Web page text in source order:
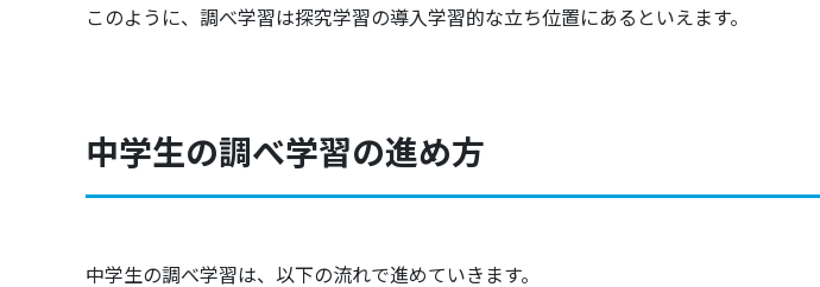
このように、調べ学習は探究学習の導入学習的な立ち位置にあるといえます。
中学生の調べ学習の進め方
中学生の調べ学習は、以下の流れで進めていきます。